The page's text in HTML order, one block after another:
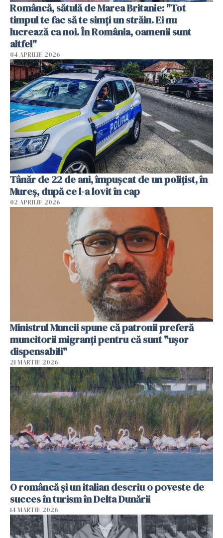
Româncă, sătulă de Marea Britanie: "Tot
timpul te fac să te simți un străin. Ei nu
lucrează ca noi. În România, oamenii sunt
altfel"
04 APRILIE 2026
Tânăr de 22 de ani, împușcat de un polițist, în
Mureș, după ce l-a lovit în cap
02 APRILIE 2026
Ministrul Muncii spune că patronii preferă
muncitorii migranți pentru că sunt "uşor
dispensabili"
21 MARTIE 2026
O româncă și un italian descriu o poveste de
succes în turism în Delta Dunării
14 MARTIE 2026